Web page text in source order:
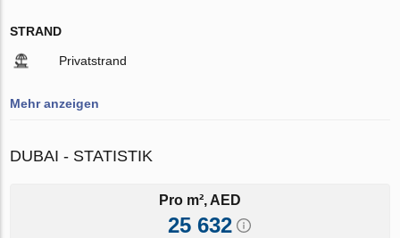
STRAND
Privatstrand
Mehr anzeigen
DUBAI - STATISTIK
Pro m², AED
25 632